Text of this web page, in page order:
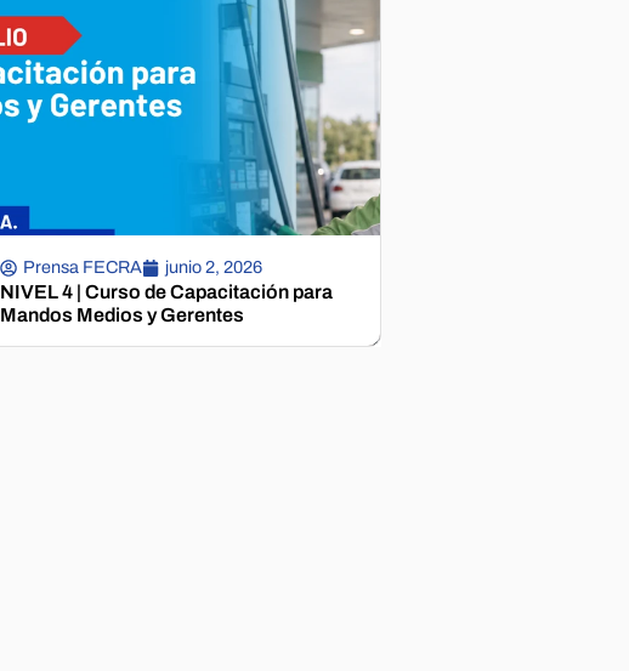
Prensa FECRA junio 2, 2026
NIVEL 4 | Curso de Capacitación para
Mandos Medios y Gerentes